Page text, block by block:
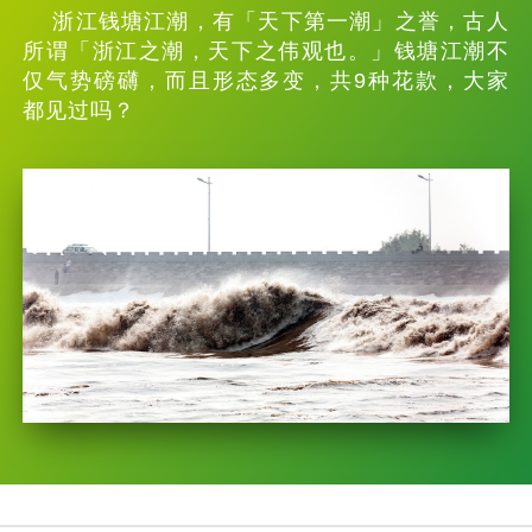
浙江钱塘江潮，有「天下第一潮」之誉，古人
所谓「浙江之潮，天下之伟观也。」钱塘江潮不
仅气势磅礴，而且形态多变，共9种花款，大家
都见过吗？